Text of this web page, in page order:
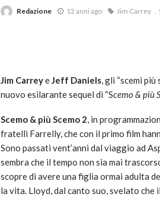
Redazione 12 anni ago Jim Carrey
Jim CarreyeJeff Daniels, gli “scemi
nuovo esilarante sequel di “Scemo & più
Scemo & più Scemo 2, in
fratelli Farrelly, che con il primo film
Sono passati vent’anni dal viaggio ad
sembra che il tempo non sia mai
scopre di avere una figlia ormai adulta
la vita. Lloyd, dal canto suo, svelato
VARIE
Robot
scegliere per
god 1 anno ago